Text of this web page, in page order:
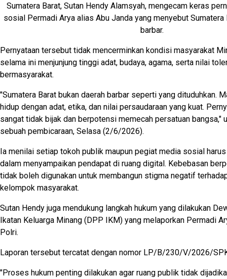
Sumatera Barat, Sutan Hendy Alamsyah, mengecam keras
sosial Permadi Arya alias Abu Janda yang menyebut Sumatera
barbar.
Pernyataan tersebut tidak mencerminkan kondisi masyarakat
selama ini menjunjung tinggi adat, budaya, agama, serta nilai
bermasyarakat.
"Sumatera Barat bukan daerah barbar seperti yang dituduhkan.
hidup dengan adat, etika, dan nilai persaudaraan yang kuat.
sangat tidak bijak dan berpotensi memecah persatuan bangsa,"
sebuah pembicaraan, Selasa (2/6/2026).
Ia menilai setiap tokoh publik maupun pegiat media sosial
dalam menyampaikan pendapat di ruang digital. Kebebasan
tidak boleh digunakan untuk membangun stigma negatif
kelompok masyarakat.
Sutan Hendy juga mendukung langkah hukum yang dilakukan
Ikatan Keluarga Minang (DPP IKM) yang melaporkan Permadi
Polri.
Laporan tersebut tercatat dengan nomor LP/B/230/V/2026/
"Proses hukum penting dilakukan agar ruang publik tidak